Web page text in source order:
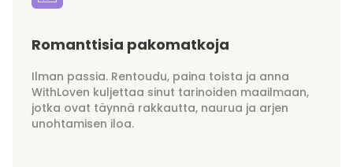
Romanttisia pakomatkoja
Ilman passia. Rentoudu, paina toista ja anna
WithLoven kuljettaa sinut tarinoiden maailmaan,
jotka ovat täynnä rakkautta, naurua ja arjen
unohtamisen iloa.